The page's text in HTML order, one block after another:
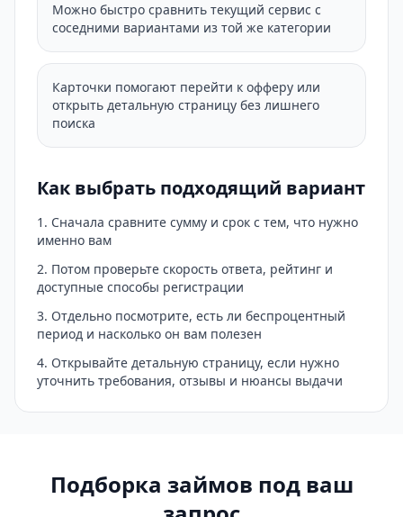
Можно быстро сравнить текущий сервис с
соседними вариантами из той же категории
Карточки помогают перейти к офферу или
открыть детальную страницу без лишнего
поиска
Как выбрать подходящий вариант
Сначала сравните сумму и срок с тем, что нужно
именно вам
Потом проверьте скорость ответа, рейтинг и
доступные способы регистрации
Отдельно посмотрите, есть ли беспроцентный
период и насколько он вам полезен
Открывайте детальную страницу, если нужно
уточнить требования, отзывы и нюансы выдачи
Подборка займов под ваш